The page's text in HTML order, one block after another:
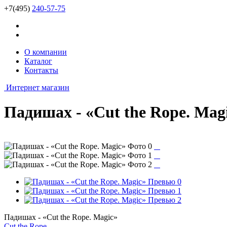
+7(495) 240-57-75
О компании
Каталог
Контакты
Интернет магазин
Падишах - «Cut the Rope.
Падишах - «Cut the Rope. Magic»